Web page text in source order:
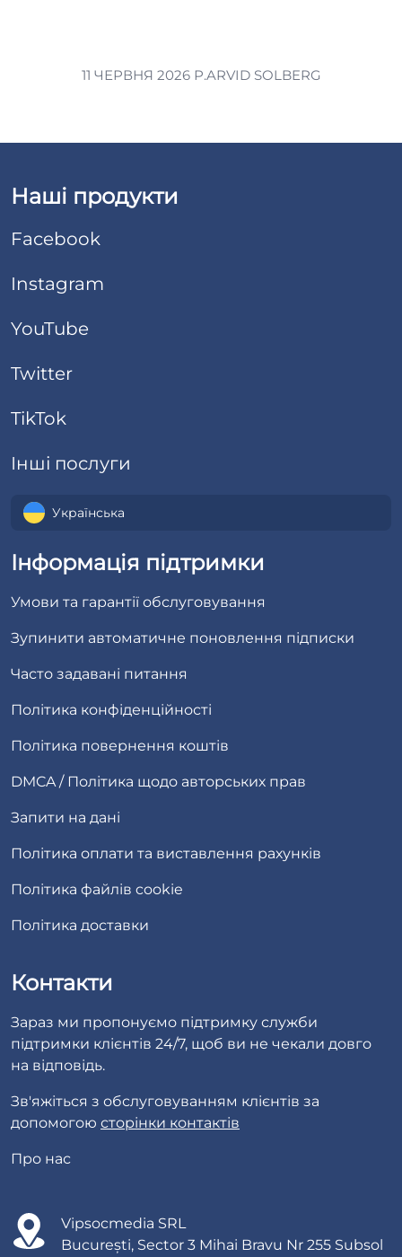
11 ЧЕРВНЯ 2026 Р.ARVID SOLBERG
Наші продукти
Facebook
Instagram
YouTube
Twitter
TikTok
Інші послуги
Українська
Інформація підтримки
Умови та гарантії обслуговування
Зупинити автоматичне поновлення підписки
Часто задавані питання
Політика конфіденційності
Політика повернення коштів
DMCA / Політика щодо авторських прав
Запити на дані
Політика оплати та виставлення рахунків
Політика файлів cookie
Політика доставки
Контакти
Зараз ми пропонуємо підтримку служби
підтримки клієнтів 24/7, щоб ви не чекали довго
на відповідь.
Зв'яжіться з обслуговуванням клієнтів за
допомогою сторінки контактів
Про нас
Vipsocmedia SRL
București, Sector 3 Mihai Bravu Nr 255 Subsol